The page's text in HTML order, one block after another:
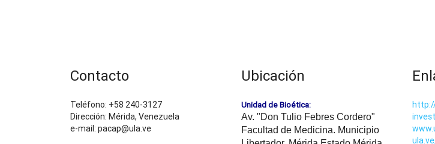
Contacto
Teléfono: +58 240-3127
Dirección: Mérida, Venezuela
e-mail: pacap@ula.ve
Ubicación
Unidad de Bioética:
Av. "Don Tulio Febres Cordero"
Facultad de Medicina. Municipio